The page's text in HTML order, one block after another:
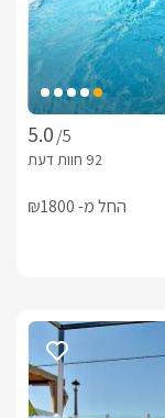
/5
החל מ- ₪1800